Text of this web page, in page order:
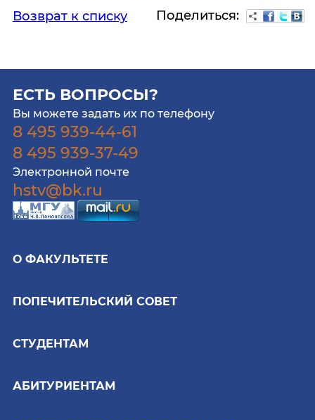
Возврат к списку
Поделиться:
ЕСТЬ ВОПРОСЫ?
Вы можете задать их по телефону
8 495 939-44-61
8 495 939-37-49
Электронной почте
hstv@bk.ru
О ФАКУЛЬТЕТЕ
ПОПЕЧИТЕЛЬСКИЙ СОВЕТ
СТУДЕНТАМ
АБИТУРИЕНТАМ